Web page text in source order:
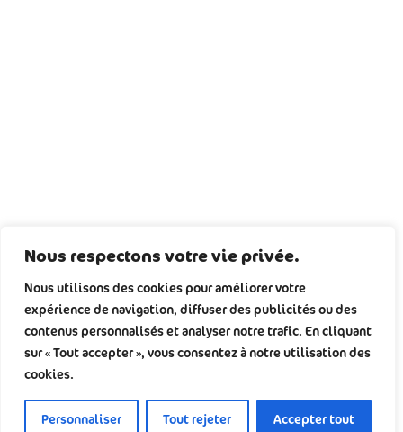
Nous respectons votre vie privée.
Nous utilisons des cookies pour améliorer votre
expérience de navigation, diffuser des publicités ou des
contenus personnalisés et analyser notre trafic. En cliquant
sur « Tout accepter », vous consentez à notre utilisation des
cookies.
Personnaliser Tout rejeter Accepter tout